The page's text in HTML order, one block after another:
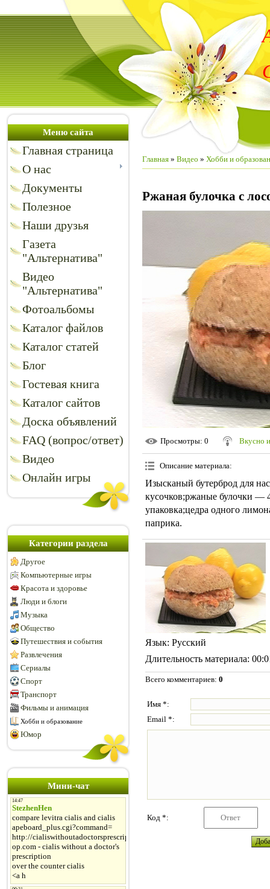
Меню сайта
Главная страница
О нас
Документы
Полезное
Наши друзья
Газета
"Альтернатива"
Видео
"Альтернатива"
Фотоальбомы
Каталог файлов
Каталог статей
Блог
Гостевая книга
Каталог сайтов
Доска объявлений
FAQ (вопрос/ответ)
Видео
Онлайн игры
Категории раздела
Другое
Компьютерные игры
Красота и здоровье
Люди и блоги
Музыка
Общество
Путешествия и события
Развлечения
Сериалы
Спорт
Транспорт
Фильмы и анимация
Хобби и образование
Юмор
Мини-чат
Главная » Видео » Хобби и
Ржаная булочка с
Просмотры: 0 Вкусно
Описание материала:
Изысканый бутерброд для
кусочков;ржаные булочки
упаковка;цедра одного
паприка.
Язык: Русский
Длительность материала:
Всего комментариев: 0
Имя *:
Email *:
Код *: